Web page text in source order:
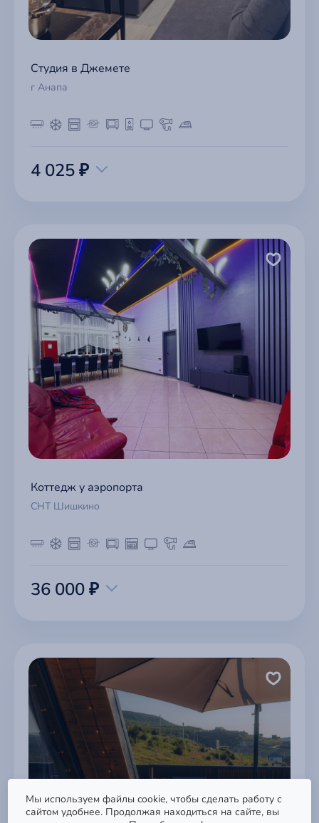
Студия в Джемете
г Анапа
4 025 ₽
Коттедж у аэропорта
СНТ Шишкино
36 000 ₽
Мы используем файлы cookie, чтобы сделать работу с
сайтом удобнее. Продолжая находиться на сайте, вы
Поддержка
Быстрый доступ к базе знаний,
обращениям и формам связи.